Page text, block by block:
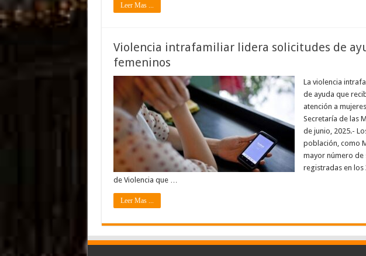
Leer Mas ...
Violencia intrafamiliar lidera solicitudes de
femeninos
La violencia
de ayuda que
atención a
Secretaría de las
de junio, 2025.-
población, como
mayor número de
registradas en los
de Violencia que …
Leer Mas ...